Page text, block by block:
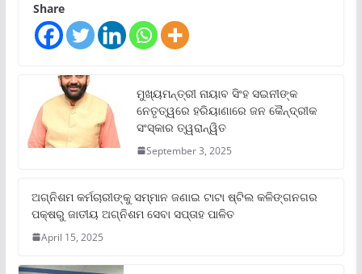
Share
ମୁଖ୍ୟମନ୍ତ୍ରୀ ନାୟାବ ସିଂହ ସଇନୀଙ୍କ
ନେତୃତ୍ୱରେ ହରିୟାଣାରେ ଜନ କୈନ୍ଦ୍ରୀକ
ସଂସ୍କାର ତ୍ୱରାନ୍ୱିତ
September 3, 2025
ଅଗ୍ନିଶମ କର୍ମଚାରୀଙ୍କୁ ସମ୍ମାନ ଜଣାଇ ଟାଟା ଷ୍ଟିଲ କଳିଙ୍ଗନଗର
ପକ୍ଷରୁ ଜାତୀୟ ଅଗ୍ନିଶମ ସେବା ସପ୍ତାହ ପାଳିତ
April 15, 2025